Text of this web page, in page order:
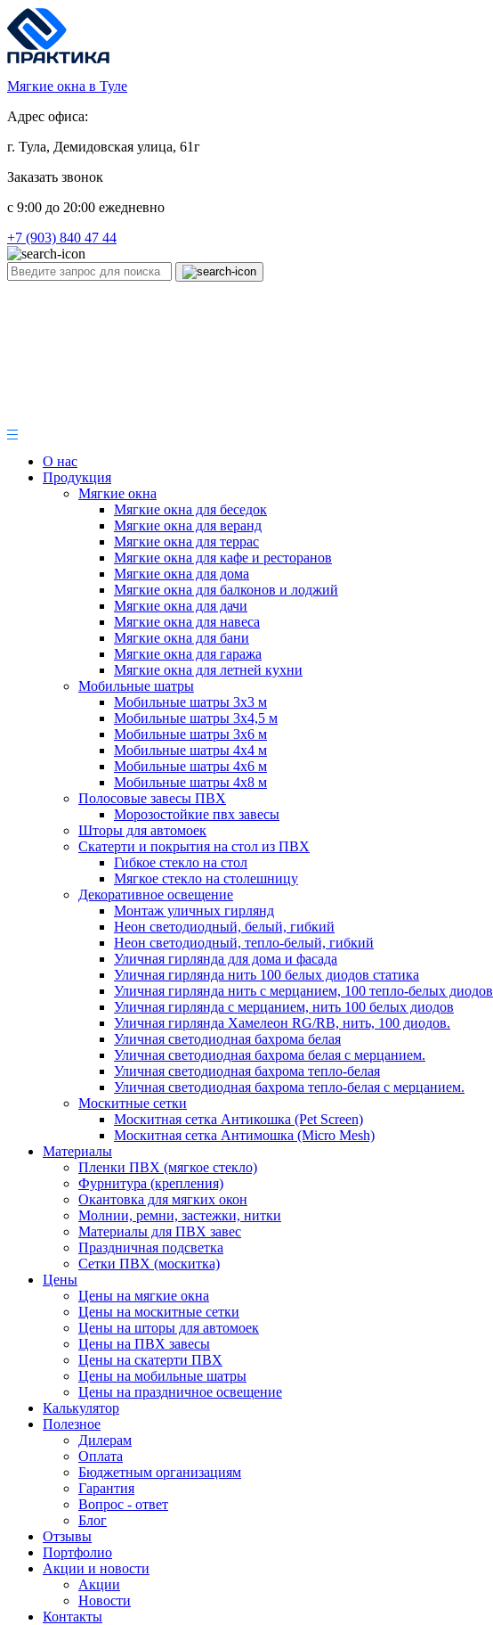
Мягкие окна в Туле
Адрес офиса:
г. Тула, Демидовская улица, 61г
Заказать звонок
c 9:00 до 20:00 ежедневно
+7 (903) 840 47 44
О нас
Продукция
Мягкие окна
Мягкие окна для беседок
Мягкие окна для веранд
Мягкие окна для террас
Мягкие окна для кафе и ресторанов
Мягкие окна для дома
Мягкие окна для балконов и лоджий
Мягкие окна для дачи
Мягкие окна для навеса
Мягкие окна для бани
Мягкие окна для гаража
Мягкие окна для летней кухни
Мобильные шатры
Мобильные шатры 3х3 м
Мобильные шатры 3х4,5 м
Мобильные шатры 3х6 м
Мобильные шатры 4х4 м
Мобильные шатры 4х6 м
Мобильные шатры 4х8 м
Полосовые завесы ПВХ
Морозостойкие пвх завесы
Шторы для автомоек
Скатерти и покрытия на стол из ПВХ
Гибкое стекло на стол
Мягкое стекло на столешницу
Декоративное освещение
Монтаж уличных гирлянд
Неон светодиодный, белый, гибкий
Неон светодиодный, тепло-белый, гибкий
Уличная гирлянда для дома и фасада
Уличная гирлянда нить 100 белых диодов статика
Уличная гирлянда нить с мерцанием, 100 тепло-белых диодов
Уличная гирлянда с мерцанием, нить 100 белых диодов
Уличная гирлянда Хамелеон RG/RB, нить, 100 диодов.
Уличная светодиодная бахрома белая
Уличная светодиодная бахрома белая с мерцанием.
Уличная светодиодная бахрома тепло-белая
Уличная светодиодная бахрома тепло-белая с мерцанием.
Москитные сетки
Москитная сетка Антикошка (Pet Screen)
Москитная сетка Антимошка (Micro Mesh)
Материалы
Пленки ПВХ (мягкое стекло)
Фурнитура (крепления)
Окантовка для мягких окон
Молнии, ремни, застежки, нитки
Материалы для ПВХ завес
Праздничная подсветка
Сетки ПВХ (москитка)
Цены
Цены на мягкие окна
Цены на москитные сетки
Цены на шторы для автомоек
Цены на ПВХ завесы
Цены на скатерти ПВХ
Цены на мобильные шатры
Цены на праздничное освещение
Калькулятор
Полезное
Дилерам
Оплата
Бюджетным организациям
Гарантия
Вопрос - ответ
Блог
Отзывы
Портфолио
Акции и новости
Акции
Новости
Контакты